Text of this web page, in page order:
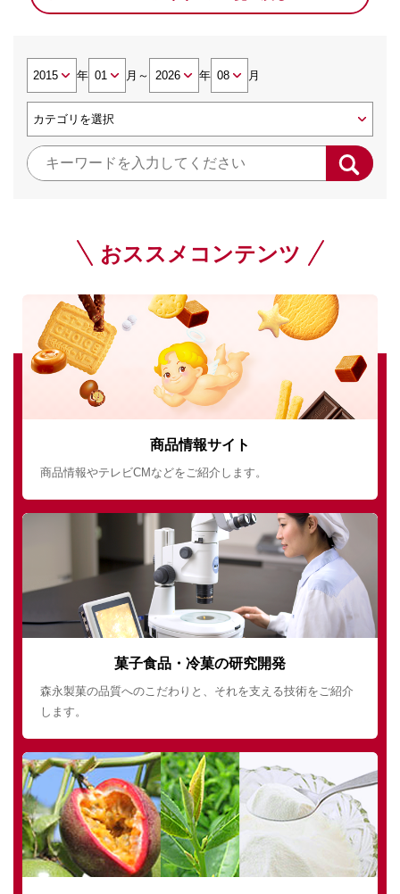
年 月 ～ 年 月
おススメコンテンツ
商品情報サイト
商品情報やテレビCMなどをご紹介します。
菓子食品・冷菓の研究開発
森永製菓の品質へのこだわりと、それを支える技術をご紹介
します。